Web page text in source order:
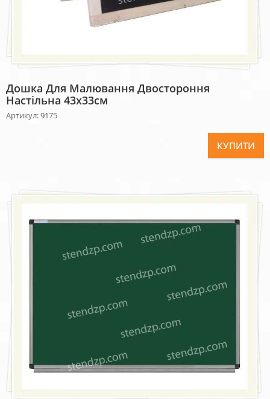
Дошка Для Малювання Двостороння
Настільна 43х33см
Артикул: 9175
КУПИТИ